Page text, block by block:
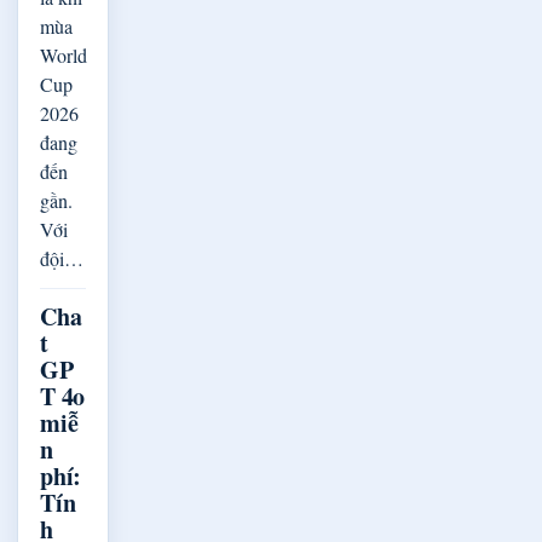
mùa
World
Cup
2026
đang
đến
gần.
Với
đội…
Cha
t
GP
T 4o
miễ
n
phí:
Tín
h